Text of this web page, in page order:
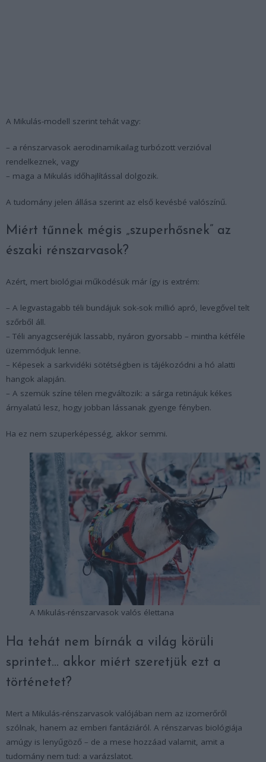
A Mikulás-modell szerint tehát vagy:
– a rénszarvasok aerodinamikailag turbózott verzióval
rendelkeznek, vagy
– maga a Mikulás időhajlítással dolgozik.
A tudomány jelen állása szerint az első kevésbé valószínű.
Miért tűnnek mégis „szuperhősnek” az
északi rénszarvasok?
Azért, mert biológiai működésük már így is extrém:
– A legvastagabb téli bundájuk sok-sok millió apró, levegővel telt
szőrből áll.
– Téli anyagcseréjük lassabb, nyáron gyorsabb – mintha kétféle
üzemmódjuk lenne.
– Képesek a sarkvidéki sötétségben is tájékozódni a hó alatti
hangok alapján.
– A szemük színe télen megváltozik: a sárga retinájuk kékes
árnyalatú lesz, hogy jobban lássanak gyenge fényben.
Ha ez nem szuperképesség, akkor semmi.
A Mikulás-rénszarvasok valós élettana
Ha tehát nem bírnák a világ körüli
sprintet… akkor miért szeretjük ezt a
történetet?
Mert a Mikulás-rénszarvasok valójában nem az izomerőről
szólnak, hanem az emberi fantáziáról. A rénszarvas biológiája
amúgy is lenyűgöző – de a mese hozzáad valamit, amit a
tudomány nem tud: a varázslatot.